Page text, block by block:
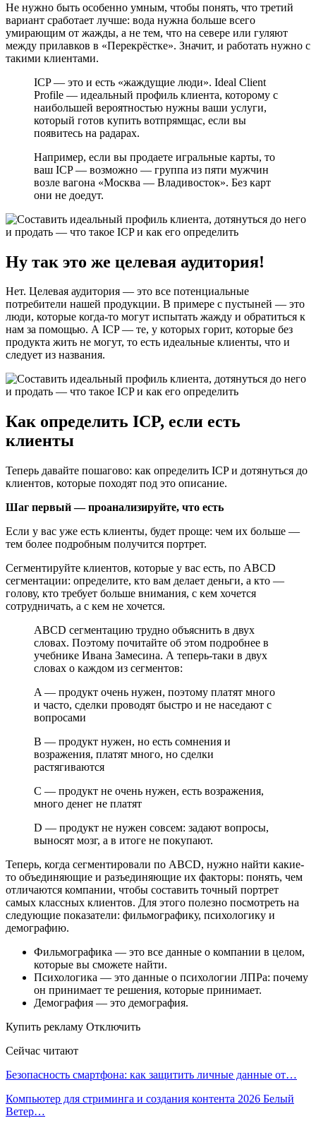
Не нужно быть особенно умным, чтобы понять, что третий
вариант сработает лучше: вода нужна больше всего
умирающим от жажды, а не тем, что на севере или гуляют
между прилавков в «Перекрёстке». Значит, и работать нужно с
такими клиентами.
ICP — это и есть «жаждущие люди». Ideal Client
Profile — идеальный профиль клиента, которому с
наибольшей вероятностью нужны ваши услуги,
который готов купить вотпрямщас, если вы
появитесь на радарах.
Например, если вы продаете игральные карты, то
ваш ICP — возможно — группа из пяти мужчин
возле вагона «Москва — Владивосток». Без карт
они не доедут.
Ну так это же целевая аудитория!
Нет. Целевая аудитория — это все потенциальные
потребители нашей продукции. В примере с пустыней — это
люди, которые когда-то могут испытать жажду и обратиться к
нам за помощью. А ICP — те, у которых горит, которые без
продукта жить не могут, то есть идеальные клиенты, что и
следует из названия.
Как определить ICP, если есть
клиенты
Теперь давайте пошагово: как определить ICP и дотянуться до
клиентов, которые походят под это описание.
Шаг первый — проанализируйте, что есть
Если у вас уже есть клиенты, будет проще: чем их больше —
тем более подробным получится портрет.
Сегментируйте клиентов, которые у вас есть, по ABCD
сегментации: определите, кто вам делает деньги, а кто —
голову, кто требует больше внимания, с кем хочется
сотрудничать, а с кем не хочется.
ABCD сегментацию трудно объяснить в двух
словах. Поэтому почитайте об этом подробнее в
учебнике Ивана Замесина. А теперь-таки в двух
словах о каждом из сегментов:
A — продукт очень нужен, поэтому платят много
и часто, сделки проводят быстро и не наседают с
вопросами
B — продукт нужен, но есть сомнения и
возражения, платят много, но сделки
растягиваются
C — продукт не очень нужен, есть возражения,
много денег не платят
D — продукт не нужен совсем: задают вопросы,
выносят мозг, а в итоге не покупают.
Теперь, когда сегментировали по ABCD, нужно найти какие-
то объединяющие и разъединяющие их факторы: понять, чем
отличаются компании, чтобы составить точный портрет
самых классных клиентов. Для этого полезно посмотреть на
следующие показатели: фильмографику, психологику и
демографию.
Фильмографика — это все данные о компании в целом,
которые вы сможете найти.
Психологика — это данные о психологии ЛПРа: почему
он принимает те решения, которые принимает.
Демография — это демография.
Купить рекламу Отключить
Сейчас читают
Безопасность смартфона: как защитить личные данные от…
Компьютер для стриминга и создания контента 2026 Белый
Ветер…